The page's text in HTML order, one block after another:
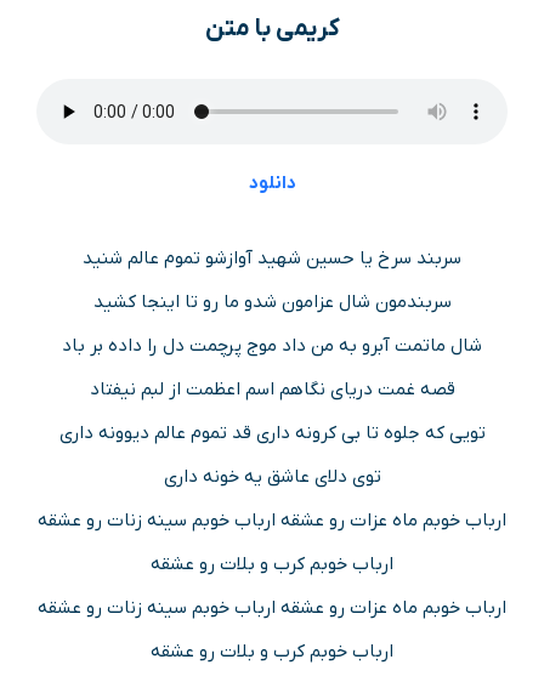
کریمی با متن
دانلود
سربند سرخ یا حسین شهید آوازشو تموم عالم شنید
سربندمون شال عزامون شدو ما رو تا اینجا کشید
شال ماتمت آبرو به من داد موج پرچمت دل را داده بر باد
قصه غمت دریای نگاهم اسم اعظمت از لبم نیفتاد
تویی که جلوه تا بی کرونه داری قد تموم عالم دیوونه داری
توی دلای عاشق یه خونه داری
ارباب خوبم ماه عزات رو عشقه ارباب خوبم سینه زنات رو عشقه
ارباب خوبم کرب و بلات رو عشقه
ارباب خوبم ماه عزات رو عشقه ارباب خوبم سینه زنات رو عشقه
ارباب خوبم کرب و بلات رو عشقه